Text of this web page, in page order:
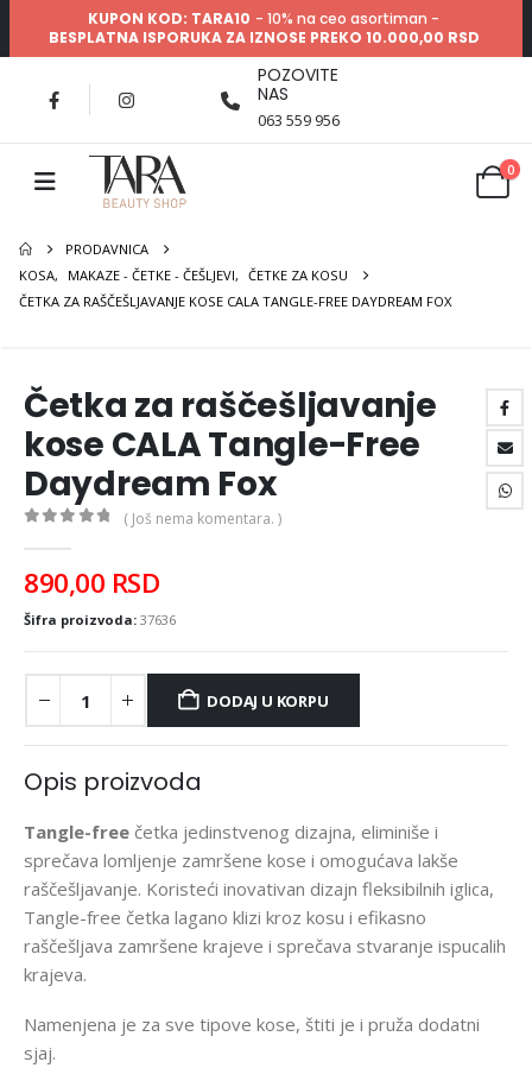
KUPON KOD: TARA10 - 10% na ceo asortiman -
BESPLATNA ISPORUKA ZA IZNOSE PREKO 10.000,00 RSD
POZOVITE
NAS
063 559 956
0
PRODAVNICA
KOSA, MAKAZE - ČETKE - ČEŠLJEVI, ČETKE ZA KOSU
ČETKA ZA RAŠČEŠLJAVANJE KOSE CALA TANGLE-FREE DAYDREAM FOX
Četka za raščešljavanje
kose CALA Tangle-Free
Daydream Fox
( Još nema komentara. )
890,00 RSD
Šifra proizvoda: 37636
DODAJ U KORPU
Opis proizvoda
Tangle-free četka jedinstvenog dizajna, eliminiše i
sprečava lomljenje zamršene kose i omogućava lakše
raščešljavanje. Koristeći inovativan dizajn fleksibilnih iglica,
Tangle-free četka lagano klizi kroz kosu i efikasno
raščešljava zamršene krajeve i sprečava stvaranje ispucalih
krajeva.
Namenjena je za sve tipove kose, štiti je i pruža dodatni
sjaj.